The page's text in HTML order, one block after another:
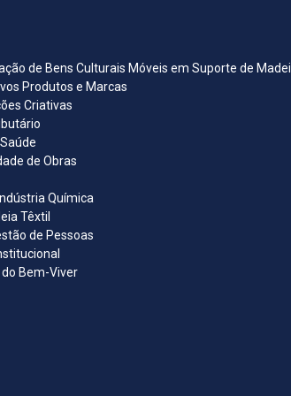
de Bens Culturais Móveis em Suporte de
Produtos e Marcas
Criativas
de Obras
Química
Têxtil
de Pessoas
Bem-Viver